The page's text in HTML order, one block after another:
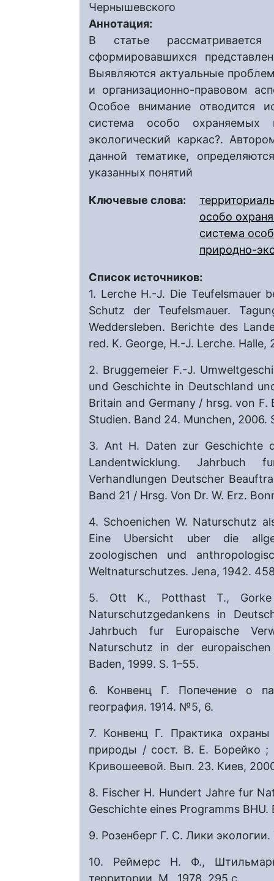
Чернышевского
Аннотация:
В статье
сформировавшихся
Выявляются актуальные
и организационно-правовом
Особое внимание отводится
система особо охраняемых
экологический каркас?.
данной тематике,
указанных понятий
Ключевые слова:
особо
система
природно-
Список источников:
1. Lerche H.-J. Die Teufelsmauer
Schutz der Teufelsmauer.
Weddersleben. Berichte des
red. K. George, H.-J. Lerche. Halle,
2. Bruggemeier F.-J.
und Geschichte in Deutschland
Britain and Germany / hrsg. von F.
Studien. Band 24. Munchen, 2006.
3. Ant H. Daten zur Geschichte
Landentwicklung. Jahrbuch
Verhandlungen Deutscher
Band 21 / Hrsg. Von Dr. W. Erz.
4. Schoenichen W. Naturschutz
Eine Ubersicht uber die
zoologischen und
Weltnaturschutzes. Jena, 1942.
5. Ott K., Potthast T.,
Naturschutzgedankens in
Jahrbuch fur Europaische
Naturschutz in der
Baden, 1999. S. 1–55.
6. Конвенц Г. Попечение о
география. 1914. №5, 6.
7. Конвенц Г. Практика
природы / сост. В. Е. Борейко
Кривошеевой. Вып. 23. Киев,
8. Fischer H. Hundert Jahre fur
Geschichte eines Programms
9. Розенберг Г. С. Лики
10. Реймерс Н. Ф.,
территории. М., 1978. 295 с.